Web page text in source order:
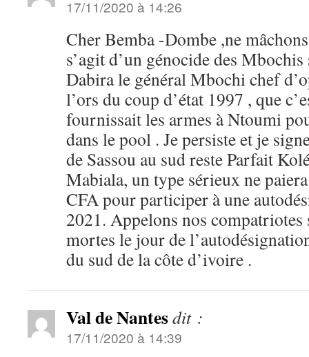
17/11/2020 à 14:26
Cher Bemba -Dombe ,ne
s’agit d’un génocide des
Dabira le général Mbochi chef
l’ors du coup d’état 1997 , que
fournissait les armes à Ntoumi
dans le pool . Je persiste et je
de Sassou au sud reste Parfait
Mabiala, un type sérieux ne
CFA pour participer à une
2021. Appelons nos compatriotes
mortes le jour de
du sud de la côte d’ivoire .
Val de Nantesdit :
17/11/2020 à 14:39